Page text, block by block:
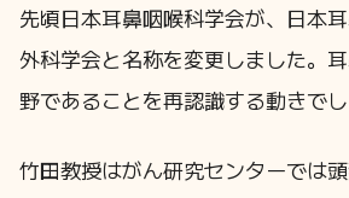
先頃日本耳鼻咽喉科学会が、日本
外科学会と名称を変更しました。
野であることを再認識する動きでし
竹田教授はがん研究センターでは